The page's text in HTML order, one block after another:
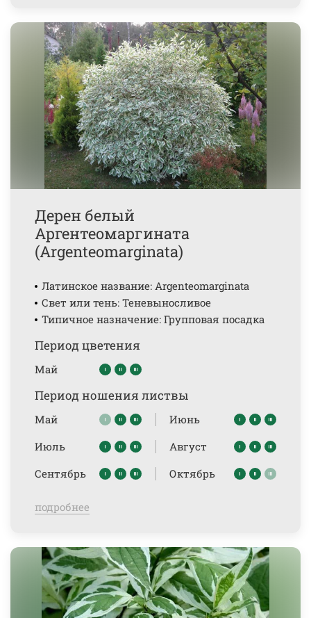
Дерен белый
Аргентеомаргината
(Argenteomarginata)
Латинское название: Argenteomarginata
Свет или тень: Теневыносливое
Типичное назначение: Групповая посадка
Период цветения
Май
Период ношения листвы
Май
Июнь
Июль
Август
Сентябрь
Октябрь
подробнее